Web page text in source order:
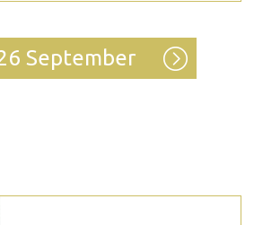
September